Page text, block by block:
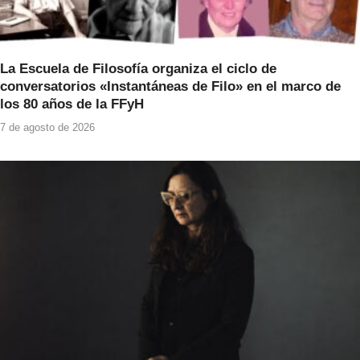
La Escuela de Filosofía organiza el ciclo de
conversatorios «Instantáneas de Filo» en el marco de
los 80 años de la FFyH
7 de agosto de 2026